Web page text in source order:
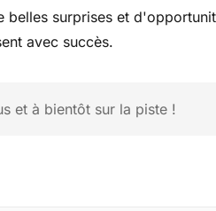
belles surprises et
avec succès.
et à bientôt sur la piste !